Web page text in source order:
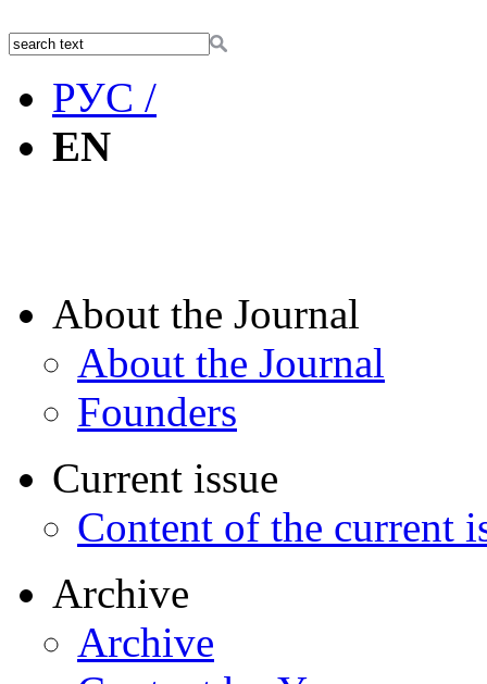
РУС /
EN
About the Journal
About the Journal
Founders
Current issue
Content of the current
Archive
Archive